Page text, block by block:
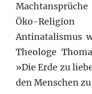
Öko-
Antinatalismus
Theologe
»Die Erde zu
den Menschen